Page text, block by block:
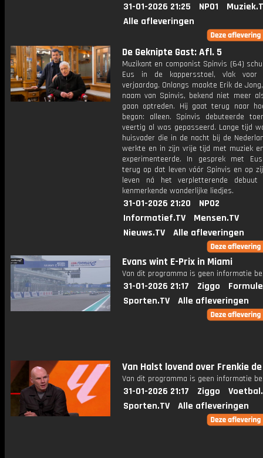
31-01-2026 21:25 NPO1
Alle afleveringen
De Geknipte Gast: Afl. 5
Muzikant en componist Spinvis (64)
Eus in de kappersstoel, vlak voor
verjaardag. Onlangs maakte Erik de
naam van Spinvis, bekend niet meer
gaan optreden. Hij gaat terug naar
begon: alleen. Spinvis debuteerde
veertig al was gepasseerd. Lange tijd
huisvader die in de nacht bij de
werkte en in zijn vrije tijd met muziek
experimenteerde. In gesprek met
terug op dat leven vóór Spinvis en op
leven ná het verpletterende
kenmerkende wonderlijke liedjes.
31-01-2026 21:20
NPO2
Informatief.TV
Mensen.TV
Nieuws.TV
Alle afleveringen
Evans wint E-Prix in Miami
Van dit programma is geen informatie
31-01-2026 21:17 Ziggo
Sporten.TV
Alle afleveringen
Van Halst lovend over Frenkie
Van dit programma is geen informatie
31-01-2026 21:17 Ziggo
Sporten.TV
Alle afleveringen